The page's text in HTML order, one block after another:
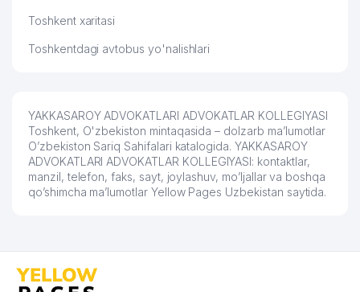
65
YORDAM MARKAZI
KURILIN YAKKA TARTIBDAGI
68
KARLOVA VERONIKA
ALEKSANDROVNA YAKKA
TARTIBDAGI TADBIRKOR
182 м
69 CAKE LABORATORY MChJ 185 м
71 DELTA RIELT SERVICE MChJ
Toshkent xaritasi
Toshkentdagi avtobus yo'nalishlari
YAKKASAROY ADVOKATLARI ADVOKATLAR KOLLEGIYASI
Toshkent, O'zbekiston mintaqasida – dolzarb ma’lumotlar
O’zbekiston Sariq Sahifalari katalogida. YAKKASAROY
ADVOKATLARI ADVOKATLAR KOLLEGIYASI: kontaktlar,
manzil, telefon, faks, sayt, joylashuv, mo’ljallar va boshqa
qo’shimcha ma’lumotlar Yellow Pages Uzbekistan saytida.